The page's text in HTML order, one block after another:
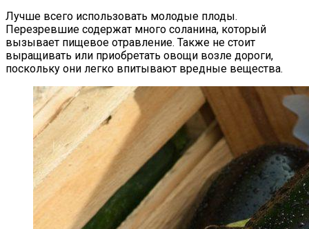
Лучше всего использовать молодые плоды.
Перезревшие содержат много соланина, который
вызывает пищевое отравление. Также не стоит
выращивать или приобретать овощи возле дороги,
поскольку они легко впитывают вредные вещества.